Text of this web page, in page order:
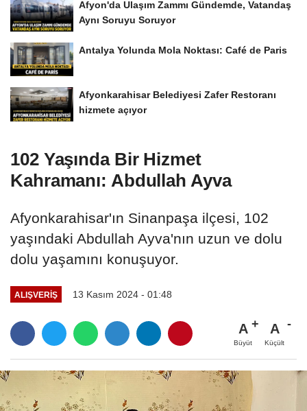
Afyon'da Ulaşım Zammı Gündemde, Vatandaş
Aynı Soruyu Soruyor
Antalya Yolunda Mola Noktası: Café de Paris
Afyonkarahisar Belediyesi Zafer Restoranı
hizmete açıyor
102 Yaşında Bir Hizmet
Kahramanı: Abdullah Ayva
Afyonkarahisar'ın Sinanpaşa ilçesi, 102
yaşındaki Abdullah Ayva'nın uzun ve dolu
dolu yaşamını konuşuyor.
ALIŞVERIŞ 13 Kasım 2024 - 01:48
A
Büyüt
A
Küçült